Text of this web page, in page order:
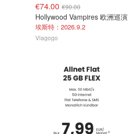
€74.00 €90.00
Hollywood Vampires 欧洲巡演
埃斯特：2026.9.2
Viagogo